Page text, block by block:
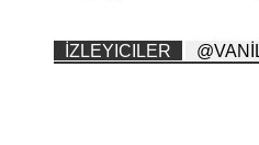
İZLEYICILER